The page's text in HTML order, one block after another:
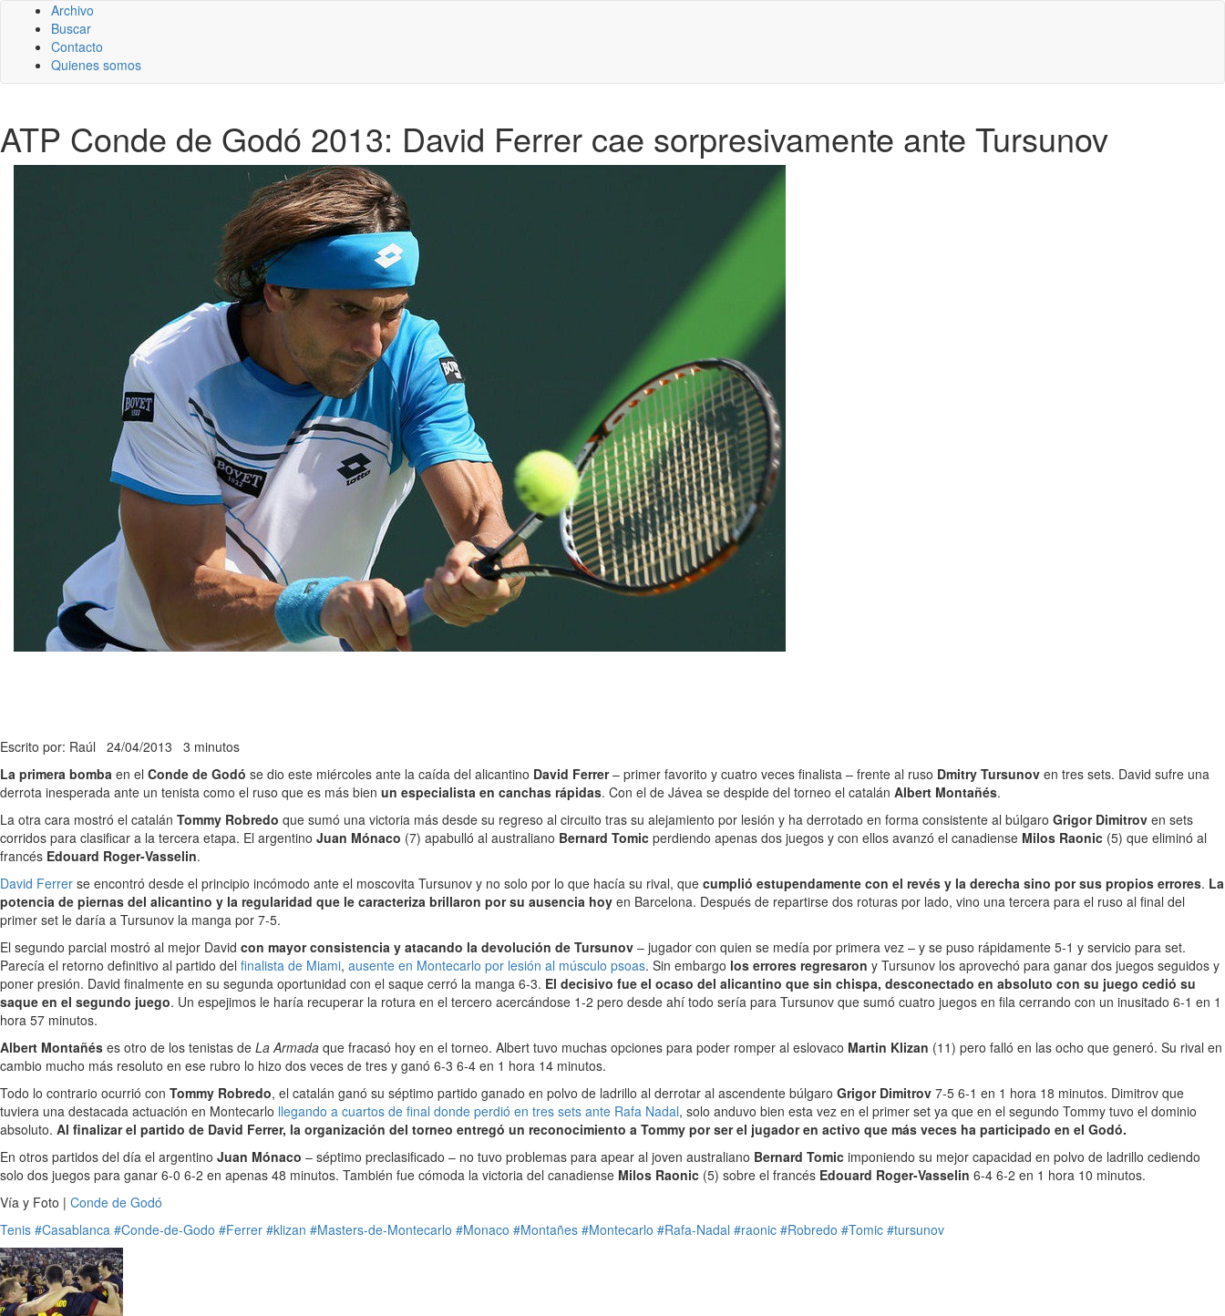
Archivo
Buscar
Contacto
Quienes somos
ATP Conde de Godó 2013: David Ferrer cae sorpresivamente ante Tursunov
Escrito por: Raúl 24/04/2013 3 minutos
La primera bomba en el Conde de Godó se dio este miércoles ante la caída del alicantino David Ferrer– primer favorito y cuatro veces finalista – frente al ruso Dmitry Tursunov en tres sets. David sufre una
derrota inesperada ante un tenista como el ruso que es más bien un especialista en canchas rápidas. Con el de Jávea se despide del torneo el catalán Albert Montañés.
La otra cara mostró el catalán Tommy Robredo que sumó una victoria más desde su regreso al circuito tras su alejamiento por lesión y ha derrotado en forma consistente al búlgaro Grigor Dimitrov en sets
corridos para clasificar a la tercera etapa. El argentino Juan Mónaco (7) apabulló al australiano Bernard Tomic perdiendo apenas dos juegos y con ellos avanzó el canadiense Milos Raonic (5) que eliminó al
francés Edouard Roger-Vasselin.
David Ferrer se encontró desde el principio incómodo ante el moscovita Tursunov y no solo por lo que hacía su rival, que cumplió estupendamente con el revés y la derecha sino por sus propios errores. La
potencia de piernas del alicantino y la regularidad que le caracteriza brillaron por su ausencia hoy en Barcelona. Después de repartirse dos roturas por lado, vino una tercera para el ruso al final del
primer set le daría a Tursunov la manga por 7-5.
El segundo parcial mostró al mejor David con mayor consistencia y atacando la devolución de Tursunov – jugador con quien se medía por primera vez – y se puso rápidamente 5-1 y servicio para set.
Parecía el retorno definitivo al partido del finalista de Miami, ausente en Montecarlo por lesión al músculo psoas. Sin embargo los errores regresaron y Tursunov los aprovechó para ganar dos juegos seguidos y
poner presión. David finalmente en su segunda oportunidad con el saque cerró la manga 6-3. El decisivo fue el ocaso del alicantino que sin chispa, desconectado en absoluto con su juego cedió su
saque en el segundo juego. Un espejimos le haría recuperar la rotura en el tercero acercándose 1-2 pero desde ahí todo sería para Tursunov que sumó cuatro juegos en fila cerrando con un inusitado 6-1 en 1
hora 57 minutos.
Albert Montañés es otro de los tenistas de La Armada que fracasó hoy en el torneo. Albert tuvo muchas opciones para poder romper al eslovaco Martin Klizan (11) pero falló en las ocho que generó. Su rival en
cambio mucho más resoluto en ese rubro lo hizo dos veces de tres y ganó 6-3 6-4 en 1 hora 14 minutos.
Todo lo contrario ocurrió con Tommy Robredo, el catalán ganó su séptimo partido ganado en polvo de ladrillo al derrotar al ascendente búlgaro Grigor Dimitrov 7-5 6-1 en 1 hora 18 minutos. Dimitrov que
tuviera una destacada actuación en Montecarlo llegando a cuartos de final donde perdió en tres sets ante Rafa Nadal, solo anduvo bien esta vez en el primer set ya que en el segundo Tommy tuvo el dominio
absoluto. Al finalizar el partido de David Ferrer, la organización del torneo entregó un reconocimiento a Tommy por ser el jugador en activo que más veces ha participado en el Godó.
En otros partidos del día el argentino Juan Mónaco – séptimo preclasificado – no tuvo problemas para apear al joven australiano Bernard Tomic imponiendo su mejor capacidad en polvo de ladrillo cediendo
solo dos juegos para ganar 6-0 6-2 en apenas 48 minutos. También fue cómoda la victoria del canadiense Milos Raonic (5) sobre el francés Edouard Roger-Vasselin 6-4 6-2 en 1 hora 10 minutos.
Vía y Foto | Conde de Godó
Tenis #Casablanca #Conde-de-Godo #Ferrer #klizan #Masters-de-Montecarlo #Monaco #Montañes #Montecarlo #Rafa-Nadal #raonic #Robredo #Tomic #tursunov